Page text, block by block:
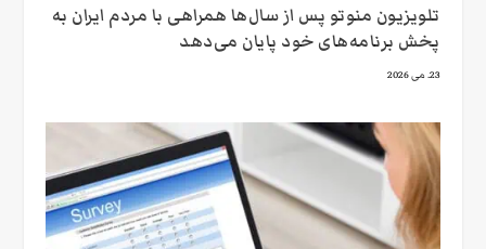
تلویزیون منوتو پس از سال‌ها همراهی با مردم ایران به
پخش برنامه‌های خود پایان می‌دهد
23. می 2026